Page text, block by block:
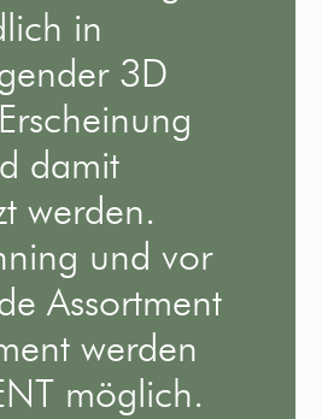
in
3D
damit
werden.
und vor
Assortment
werden
möglich.